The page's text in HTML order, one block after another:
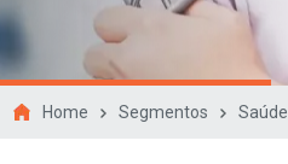
Home Segmentos Saúde